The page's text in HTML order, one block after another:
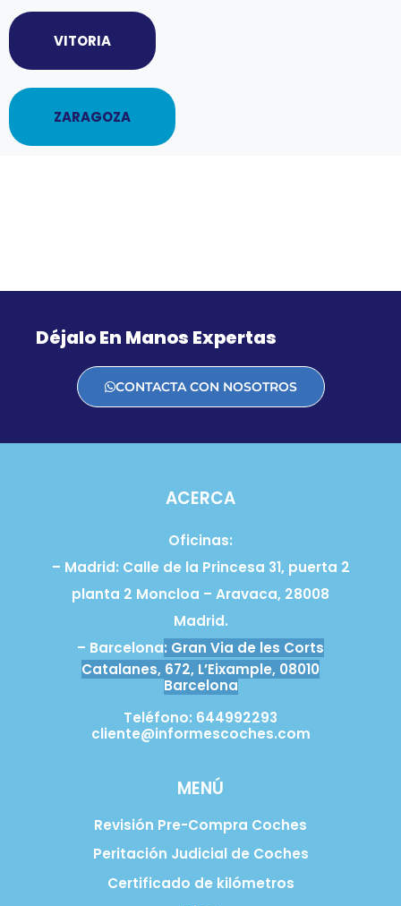
VITORIA
ZARAGOZA
Déjalo En Manos Expertas
CONTACTA CON NOSOTROS
ACERCA
Oficinas:
– Madrid: Calle de la Princesa 31, puerta 2
planta 2 Moncloa – Aravaca, 28008
Madrid.
– Barcelona: Gran Via de les Corts
Catalanes, 672, L’Eixample, 08010
Barcelona
Teléfono: 644992293
cliente@informescoches.com
MENÚ
Revisión Pre-Compra Coches
Peritación Judicial de Coches
Certificado de kilómetros